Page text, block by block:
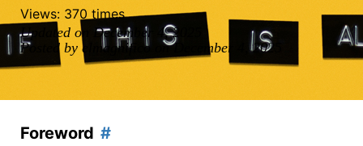
Views: 370 times
Updated on December 4, 2025
Posted by elmagnifico on December 4, 2025
Foreword